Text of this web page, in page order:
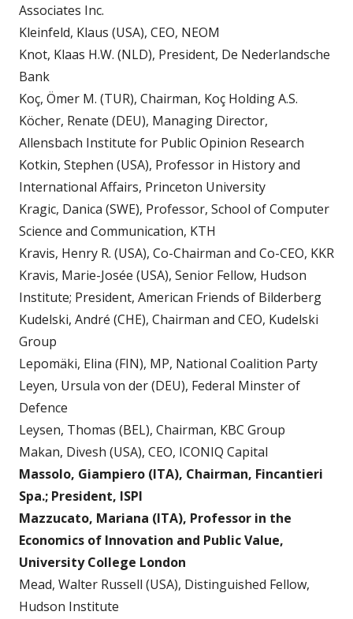
Associates Inc.
Kleinfeld, Klaus (USA), CEO, NEOM
Knot, Klaas H.W. (NLD), President, De Nederlandsche
Bank
Koç, Ömer M. (TUR), Chairman, Koç Holding A.S.
Köcher, Renate (DEU), Managing Director,
Allensbach Institute for Public Opinion Research
Kotkin, Stephen (USA), Professor in History and
International Affairs, Princeton University
Kragic, Danica (SWE), Professor, School of Computer
Science and Communication, KTH
Kravis, Henry R. (USA), Co-Chairman and Co-CEO, KKR
Kravis, Marie-Josée (USA), Senior Fellow, Hudson
Institute; President, American Friends of Bilderberg
Kudelski, André (CHE), Chairman and CEO, Kudelski
Group
Lepomäki, Elina (FIN), MP, National Coalition Party
Leyen, Ursula von der (DEU), Federal Minster of
Defence
Leysen, Thomas (BEL), Chairman, KBC Group
Makan, Divesh (USA), CEO, ICONIQ Capital
Massolo, Giampiero (ITA), Chairman, Fincantieri
Spa.; President, ISPI
Mazzucato, Mariana (ITA), Professor in the
Economics of Innovation and Public Value,
University College London
Mead, Walter Russell (USA), Distinguished Fellow,
Hudson Institute